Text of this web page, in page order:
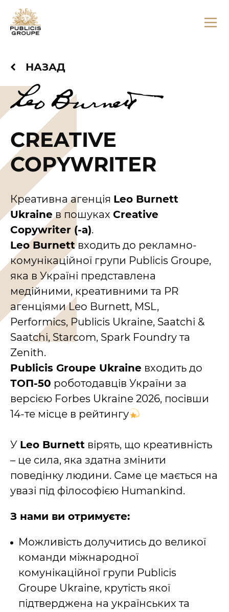
НАЗАД
CREATIVE
COPYWRITER
Креативна агенція Leo Burnett
Ukraineв пошуках Creative
Copywriter (-а).
Leo Burnettвходить до рекламно-
комунікаційної групи Publicis Groupe,
яка в Україні представлена
медійними, креативними та PR
агенціями Leo Burnett, MSL,
Performics, Publicis Ukraine, Saatchi &
Saatchi, Starcom, Spark Foundry та
Zenith.
Publicis Groupe Ukraine входить до
ТОП-50 роботодавців України за
версією Forbes Ukraine 2026, посівши
14-те місце в рейтингу
У Leo Burnett вірять, що креативність
– це сила, яка здатна змінити
поведінку людини. Саме це мається на
увазі під філософією Humankind.
З нами ви отримуєте:
Можливість долучитись до великої
команди міжнародної
комунікаційної групи Publicis
Groupe Ukraine, крутість якої
підтверджена на українських та